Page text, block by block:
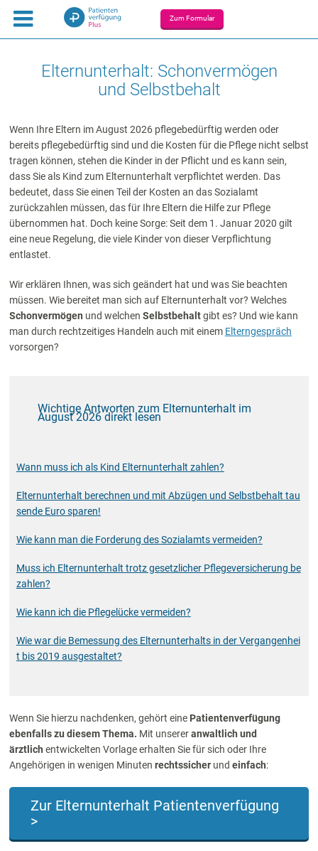
Zum Formular
Elternunterhalt: Schonvermögen
und Selbstbehalt
Wenn Ihre Eltern im August 2026 pflegebedürftig werden oder
bereits pflegebedürftig sind und die Kosten für die Pflege nicht selbst
tragen können, stehen die Kinder in der Pflicht und es kann sein,
dass Sie als Kind zum Elternunterhalt verpflichtet werden. Das
bedeutet, dass Sie einen Teil der Kosten an das Sozialamt
zurückzahlen müssen, das für Ihre Eltern die Hilfe zur Pflege
übernommen hat. Doch keine Sorge: Seit dem 1. Januar 2020 gilt
eine neue Regelung, die viele Kinder von dieser Verpflichtung
entlastet.
Wir erklären Ihnen, was sich geändert hat und was Sie beachten
müssen. Wie bereitet man sich auf Elternunterhalt vor? Welches
Schonvermögen und welchen Selbstbehaltgibt es? Und wie kann
man durch rechtzeitiges Handeln auch mit einem Elterngespräch
vorsorgen?
Wichtige Antworten zum Elternunterhalt im
August 2026 direkt lesen
Wann muss ich als Kind Elternunterhalt zahlen?
Elternunterhalt berechnen und mit Abzügen und Selbstbehalt tau
sende Euro sparen!
Wie kann man die Forderung des Sozialamts vermeiden?
Muss ich Elternunterhalt trotz gesetzlicher Pflegeversicherung be
zahlen?
Wie kann ich die Pflegelücke vermeiden?
Wie war die Bemessung des Elternunterhalts in der Vergangenhei
t bis 2019 ausgestaltet?
Wenn Sie hierzu nachdenken, gehört eine Patientenverfügung
ebenfalls zu diesem Thema. Mit unsereranwaltlich und
ärztlich entwickelten Vorlage erhalten Sie für sich oder Ihre
Angehörigen in wenigen Minuten rechtssicherund einfach:
Zur Elternunterhalt Patientenverfügung
>